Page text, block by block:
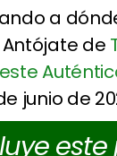
a
de
junio de
este